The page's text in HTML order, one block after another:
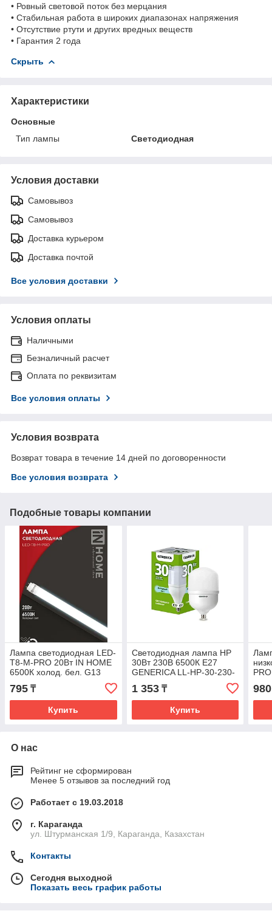
• Ровный световой поток без мерцания
• Стабильная работа в широких диапазонах напряжения
• Отсутствие ртути и других вредных веществ
• Гарантия 2 года
Скрыть
Характеристики
Основные
Тип лампы
Светодиодная
Условия доставки
Самовывоз
Самовывоз
Доставка курьером
Доставка почтой
Все условия доставки
Условия оплаты
Наличными
Безналичный расчет
Оплата по реквизитам
Все условия оплаты
Условия возврата
Возврат товара в течение 14 дней по договоренности
Все условия возврата
Подобные товары компании
Лампа светодиодная LED-
T8-М-PRO 20Вт IN HOME
6500К холод. бел. G13
2000лм 230В 1200мм
795 ₸
Купить
Светодиодная лампа HP
30Вт 230В 6500К E27
GENERICA LL-HP-30-230-
65-E27-G
1 353₸
Купить
980
О нас
Рейтинг не сформирован
Менее 5 отзывов за последний год
Работает с 19.03.2018
г. Караганда
ул. Штурманская 1/9, Караганда, Казахстан
Контакты
Сегодня выходной
Показать весь график работы